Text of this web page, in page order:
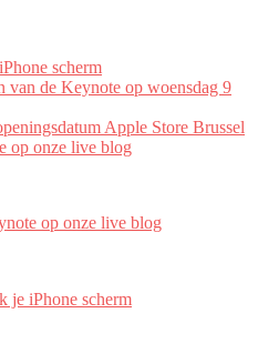
scherm
van de Keynote op woensdag 9
Apple Store Brussel
op onze live blog
op onze live blog
je iPhone scherm